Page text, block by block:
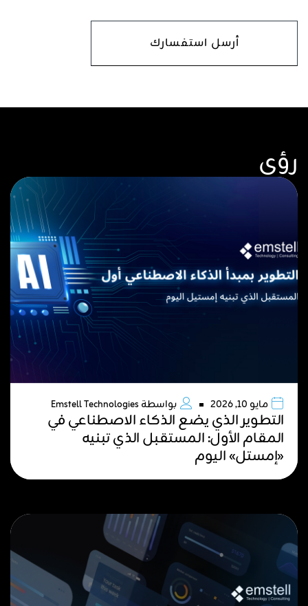
رؤى
مايو 10, 2026 بواسطة
التطوير الذي يضع الذكاء الاصطناعي في
المقام الأول: المستقبل الذي تبنيه
«إمستل» اليوم